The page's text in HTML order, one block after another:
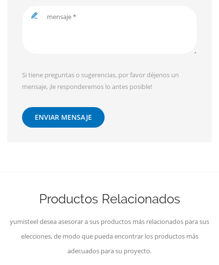
Si tiene preguntas o sugerencias, por favor déjenos un
mensaje, ¡le responderemos lo antes posible!
ENVIAR MENSAJE
Productos Relacionados
yumisteel desea asesorar a sus productos más relacionados para sus
elecciones, de modo que pueda encontrar los productos más
adecuados para su proyecto.